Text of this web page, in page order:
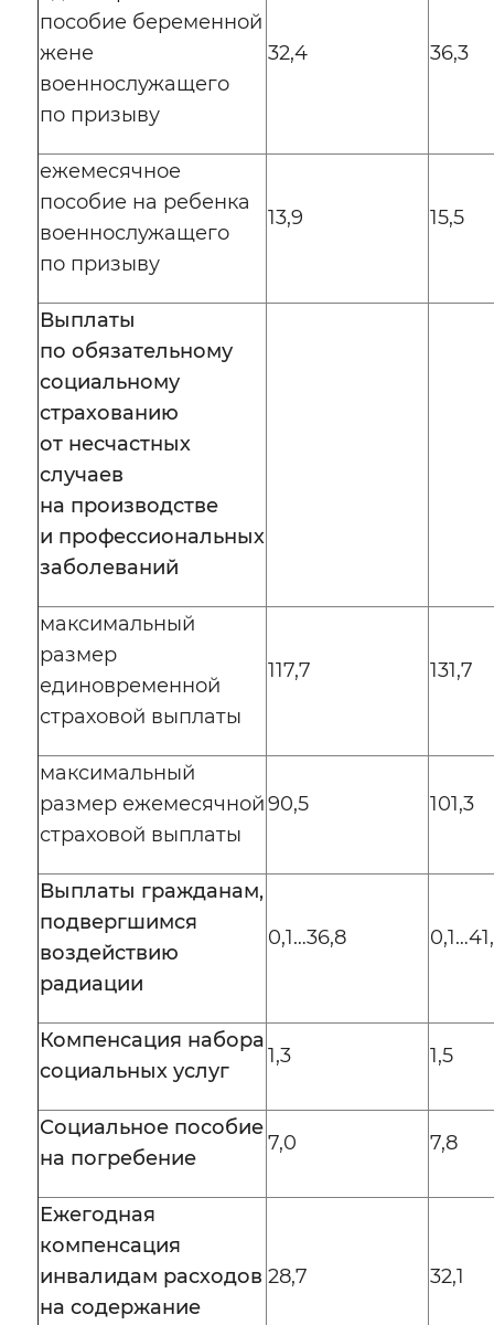
пособие беременной
жене
военнослужащего
по призыву
32,4 36,3
ежемесячное
пособие на ребенка
военнослужащего
по призыву
13,9 15,5
Выплаты
по обязательному
социальному
страхованию
от несчастных
случаев
на производстве
и профессиональных
заболеваний
максимальный
размер
единовременной
страховой выплаты
117,7 131,7
максимальный
размер ежемесячной
страховой выплаты
90,5 101,3
Выплаты гражданам,
подвергшимся
воздействию
радиации
0,1…36,8
Компенсация набора
социальных услуг
1,3 1,5
Социальное пособие
на погребение
7,0 7,8
Ежегодная
компенсация
инвалидам расходов
на содержание
28,7 32,1